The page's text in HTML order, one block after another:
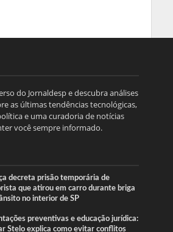
do Jornaldesp e descubra análises
as últimas tendências tecnológicas,
e uma curadoria de notícias
você sempre informado.
decreta prisão temporária de
que atirou em carro durante briga
no interior de SP
preventivas e educação jurídica:
Stelo explica como evitar conflitos